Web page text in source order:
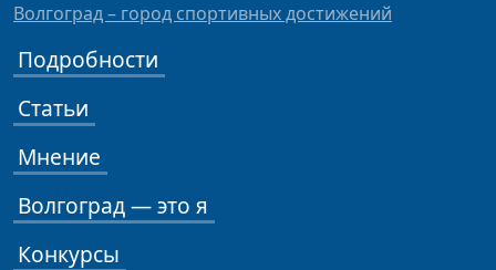
Волгоград – город спортивных достижений
Подробности
Статьи
Мнение
Волгоград — это я
Конкурсы